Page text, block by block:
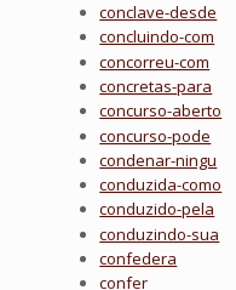
conclave-desde
concluindo-com
concorreu-com
concretas-para
concurso-aberto
concurso-pode
condenar-ningu
conduzida-como
conduzido-pela
conduzindo-sua
confedera
confer